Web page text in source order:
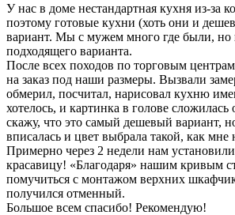
У нас в доме нестандартная кухня из-за
поэтому готовые кухни (хоть они и
вариант. Мы с мужем много где были, но
подходящего варианта.
После всех походов по торговым
на заказ под наши размеры. Вызвали
обмерил, посчитал, нарисовал кухню
хотелось, и картинка в голове сложилась
скажу, что это самый дешевый вариант,
вписалась и цвет выбрала такой, как мне
Примерно через 2 недели нам
красавицу! «Благодаря» нашим кривым
помучиться с монтажом верхних
получился отменный.
Большое всем спасибо! Рекомендую!